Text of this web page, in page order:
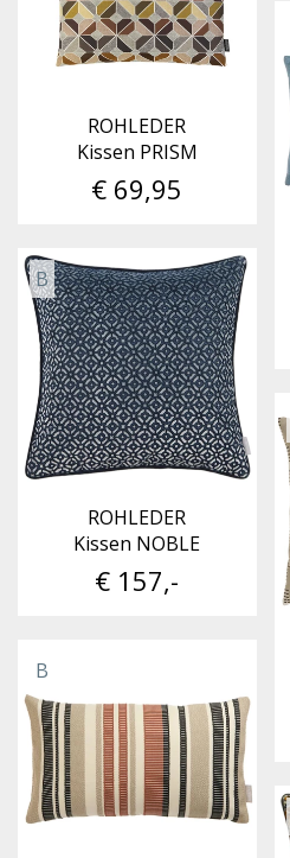
ROHLEDER
Kissen PRISM
€ 69,95
B
ROHLEDER
Kissen NOBLE
€ 157,-
B